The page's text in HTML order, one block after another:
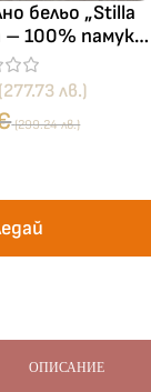
бельо „Stilla
– 100% памук
6 части – за
(299.24 лв.)
(277.73 лв.)
ОПИСАНИЕ